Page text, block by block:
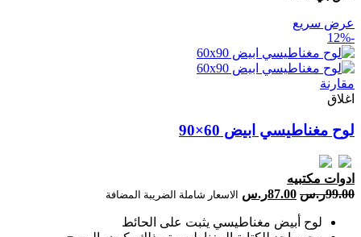
عرض سريع
-12%
مقارنة
اغلاق
لوح مغناطيسي ابيض 60×90
ادوات مكتبيه
99.00ر.س 87.00ر.س الاسعار شاملة الضريبة المضافة
لوح أبيض مغناطيسي يثبت على الحائط